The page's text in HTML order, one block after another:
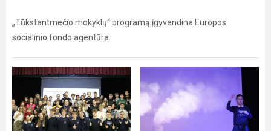
„Tūkstantmečio mokyklų“ programą įgyvendina Europos
socialinio fondo agentūra.